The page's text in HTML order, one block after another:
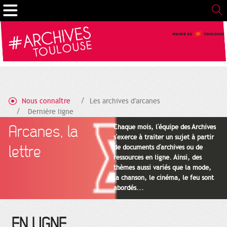
Nous connaître
Les archives d'arcanes
Dernière ligne
Arcanes, la
lettre
Chaque mois, l'équipe des Archives
s'exerce à traiter un sujet à partir
de documents d'archives ou de
ressources en ligne. Ainsi, des
thèmes aussi variés que la mode,
la chanson, le cinéma, le feu sont
abordés...
Gestion de vos préférences sur les cookies